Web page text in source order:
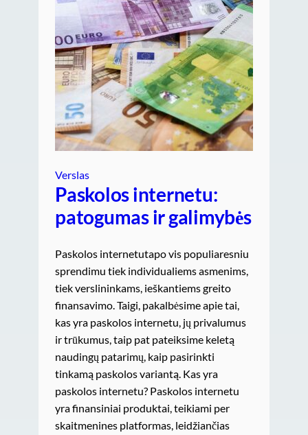
Verslas
Paskolos internetu:
patogumas ir galimybės
Paskolos internetutapo vis populiaresniu
sprendimu tiek individualiems asmenims,
tiek verslininkams, ieškantiems greito
finansavimo. Taigi, pakalbėsime apie tai,
kas yra paskolos internetu, jų privalumus
ir trūkumus, taip pat pateiksime keletą
naudingų patarimų, kaip pasirinkti
tinkamą paskolos variantą. Kas yra
paskolos internetu? Paskolos internetu
yra finansiniai produktai, teikiami per
skaitmenines platformas, leidžiančias